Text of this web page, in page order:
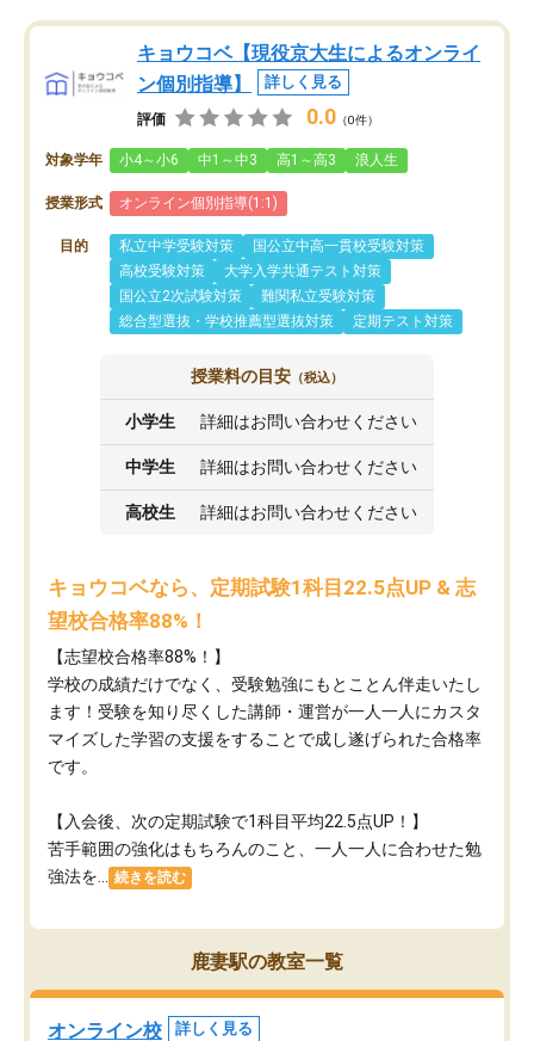
キョウコベ【現役京大生によるオンライ
ン個別指導】
詳しく見る
評価 0.0 （0件）
対象学年 小4～小6 中1～中3 高1～高3 浪人生
授業形式 オンライン個別指導(1:1)
目的 私立中学受験対策
国公立中高一貫校受験対策
高校受験対策
大学入学共通テスト対策
国公立2次試験対策
難関私立受験対策
総合型選抜・学校推薦型選抜対策
定期テスト対策
授業料の目安 （税込）
小学生 詳細はお問い合わせください
中学生 詳細はお問い合わせください
高校生 詳細はお問い合わせください
キョウコベなら、定期試験1科目22.5点UP & 志
望校合格率88%！
【志望校合格率88%！】
学校の成績だけでなく、受験勉強にもとことん伴走いたし
ます！受験を知り尽くした講師・運営が​一人一人にカスタ
マイズした学習の支援をすることで成し遂げられた合格率
です。
【入会後、次の定期試験で1科目平均22.5点UP！】
苦手範囲の強化はもちろんのこと、​一人一人に合わせた勉
強法を...
続きを読む
鹿妻駅の教室一覧
オンライン校 詳しく見る